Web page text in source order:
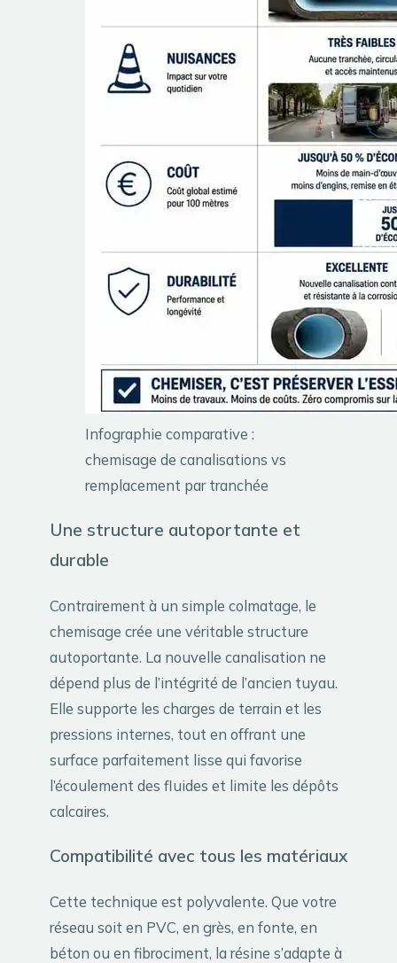
Infographie comparative :
chemisage de canalisations vs
remplacement par tranchée
Une structure autoportante et
durable
Contrairement à un simple colmatage, le
chemisage crée une véritable structure
autoportante. La nouvelle canalisation ne
dépend plus de l’intégrité de l’ancien tuyau.
Elle supporte les charges de terrain et les
pressions internes, tout en offrant une
surface parfaitement lisse qui favorise
l’écoulement des fluides et limite les dépôts
calcaires.
Compatibilité avec tous les matériaux
Cette technique est polyvalente. Que votre
réseau soit en PVC, en grès, en fonte, en
béton ou en fibrociment, la résine s’adapte à